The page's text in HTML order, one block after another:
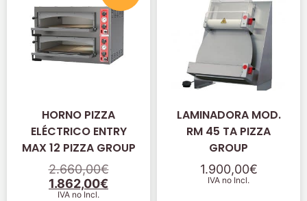
HORNO PIZZA
ELÉCTRICO ENTRY
MAX 12 PIZZA GROUP
2.660,00€
1.862,00€
IVA no Incl.
LAMINADORA MOD.
RM 45 TA PIZZA
GROUP
1.900,00€
IVA no Incl.